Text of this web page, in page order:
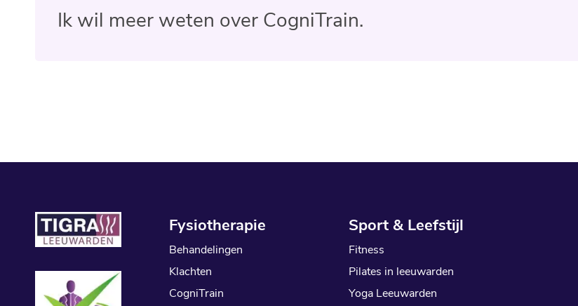
Ik wil meer weten over CogniTrain.
Fysiotherapie
Behandelingen
Klachten
CogniTrain
Sport & Leefstijl
Fitness
Pilates in leeuwarden
Yoga Leeuwarden